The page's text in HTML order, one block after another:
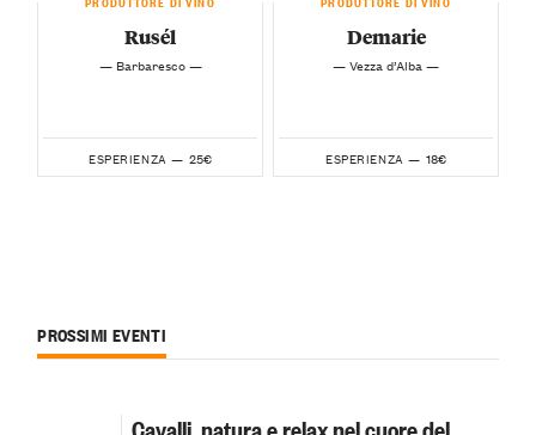
Rusél
— Barbaresco —
ESPERIENZA — 25€
Demarie
— Vezza d’Alba —
ESPERIENZA — 18€
PROSSIMI EVENTI
Cavalli, natura e relax nel cuore del